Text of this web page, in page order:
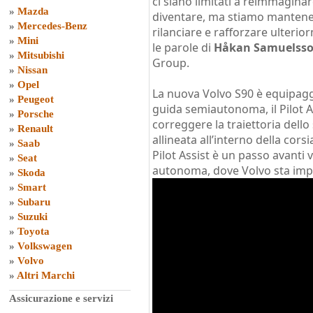
» Mazda
» Mercedes-Benz
» Mini
» Mitsubishi
» Nissan
» Opel
» Peugeot
» Porsche
» Renault
» Saab
» Seat
» Skoda
» Smart
» Subaru
» Suzuki
» Toyota
» Volkswagen
» Volvo
» Altri Marchi
Assicurazione e servizi
diventare, ma stiamo
rilanciare e rafforzare
le parole di Håkan
Group.
La nuova Volvo S90 è
guida semiautonoma, il Pilot
correggere la traiettoria
allineata all’interno della
Pilot Assist è un passo
autonoma, dove Volvo sta